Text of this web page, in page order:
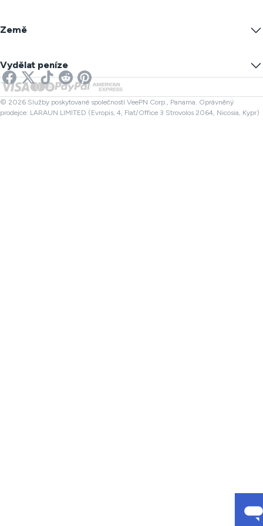
Blog
Nastavení cookies
Anonymní IP
VPN pro Streamování
VPN pro Netflix
Skryjte svou IP
Online SMS
Kontrola odkazu
Kontrola souboru
Země
UK VPN
Kanada VPN
Turecko VPN
Vydělat peníze
Partneři
© 2026 Služby poskytované společností VeePN Corp., Panama. Oprávněný
prodejce: LARAUN LIMITED (Evropis, 4, Flat/Office 3 Strovolos 2064, Nicosia, Kypr)